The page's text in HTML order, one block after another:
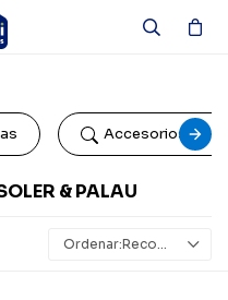
Accesorios de
& PALAU
Recomendados